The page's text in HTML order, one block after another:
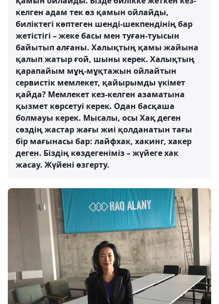
келген адам тек өз қамын ойлайды,
биліктегі көптеген шенді-шекпендінің бар
жетістігі – жеке басы мен туған-туысын
байытып алғаны. Халықтың қамы жайына
қалып жатыр ғой, шыны керек. Халықтың
қарапайым мұң-мұқтажын ойлайтын
сервистік мемлекет, қайырымды үкімет
қайда? Мемлекет кез-келген азаматына
қызмет көрсетуі керек. Одан басқаша
болмауы керек. Мысалы, осы Хақ деген
сөздің жастар жағы жиі қолданатын тағы
бір мағынасы бар: лайфхак, хакинг, хакер
деген. Біздің көздегеніміз – жүйеге хак
жасау. Жүйені өзгерту.